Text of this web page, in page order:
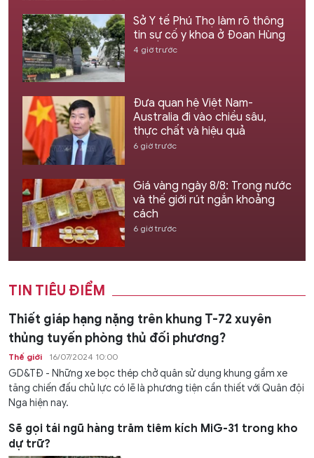
Sở Y tế Phú Thọ làm rõ thông
tin sự cố y khoa ở Đoan Hùng
4 giờ trước
Đưa quan hệ Việt Nam-
Australia đi vào chiều sâu,
thực chất và hiệu quả
6 giờ trước
Giá vàng ngày 8/8: Trong nước
và thế giới rút ngắn khoảng
cách
6 giờ trước
TIN TIÊU ĐIỂM
Thiết giáp hạng nặng trên khung T-72 xuyên
thủng tuyến phòng thủ đối phương?
Thế giới 16/07/2024 10:00
GD&TĐ - Những xe bọc thép chở quân sử dụng khung gầm xe
tăng chiến đấu chủ lực có lẽ là phương tiện cần thiết với Quân đội
Nga hiện nay.
Sẽ gọi tái ngũ hàng trăm tiêm kích MiG-31 trong kho
dự trữ?